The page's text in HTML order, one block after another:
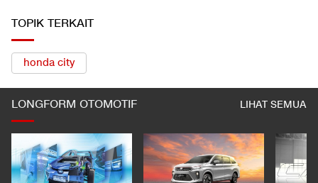
TOPIK TERKAIT
honda city
LONGFORM OTOMOTIF LIHAT SEMUA